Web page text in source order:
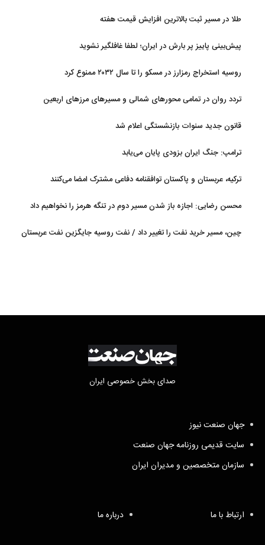
طلا در مسیر ثبت بالاترین افزایش قیمت هفته
پیش‌بینی پاییز پر بارش در ایران؛ لطفا غافلگیر نشوید
روسیه استخراج رمزارز در مسکو را تا سال ۲۰۳۲ ممنوع کرد
تردد روان در تمامی محورهای شمالی و مسیرهای مرزهای اربعین
قانون جدید سنوات بازنشستگی اعلام شد
ترامپ: جنگ ایران بزودی پایان می‌یابد
ترکیه، عربستان و پاکستان توافقنامه دفاعی مشترک امضا می‌کنند
محسن رضایی: اجازه باز شدن مسیر دوم در تنگه هرمز را نخواهیم داد
چین، مسیر خرید نفت را تغییر داد / نفت روسیه جایگزین نفت عربستان
صدای بخش خصوصی ایران
جهان صنعت نیوز
سایت قدیمی روزنامه جهان صنعت
سازمان متخصصین و مدیران ایران
ارتباط با ما درباره ما